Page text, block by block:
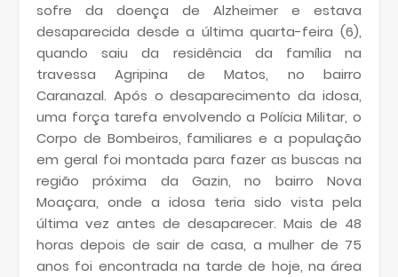
sofre da doença de Alzheimer e estava
desaparecida desde a última quarta-feira (6),
quando saiu da residência da família na
travessa Agripina de Matos, no bairro
Caranazal. Após o desaparecimento da idosa,
uma força tarefa envolvendo a Polícia Militar, o
Corpo de Bombeiros, familiares e a população
em geral foi montada para fazer as buscas na
região próxima da Gazin, no bairro Nova
Moaçara, onde a idosa teria sido vista pela
última vez antes de desaparecer. Mais de 48
horas depois de sair de casa, a mulher de 75
anos foi encontrada na tarde de hoje, na área